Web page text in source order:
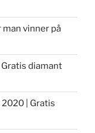
man vinner på
diamant
| Gratis